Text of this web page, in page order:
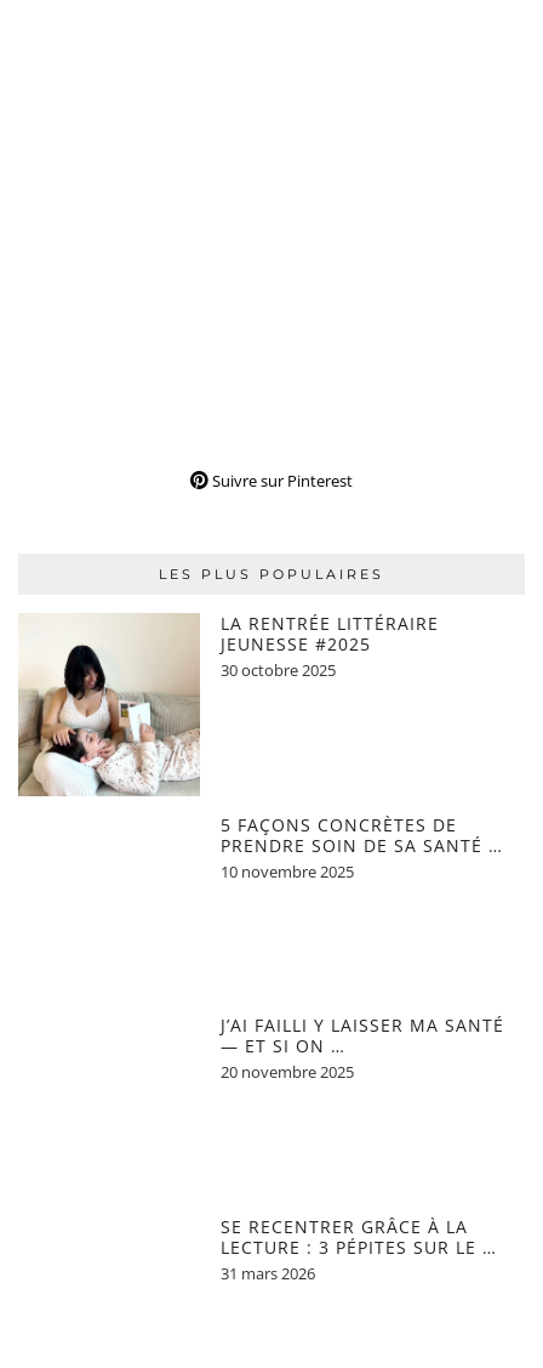
Suivre sur Pinterest
LES PLUS POPULAIRES
LA RENTRÉE LITTÉRAIRE
JEUNESSE #2025
30 octobre 2025
5 FAÇONS CONCRÈTES DE
PRENDRE SOIN DE SA SANTÉ …
10 novembre 2025
J’AI FAILLI Y LAISSER MA SANTÉ
— ET SI ON …
20 novembre 2025
SE RECENTRER GRÂCE À LA
LECTURE : 3 PÉPITES SUR LE …
31 mars 2026